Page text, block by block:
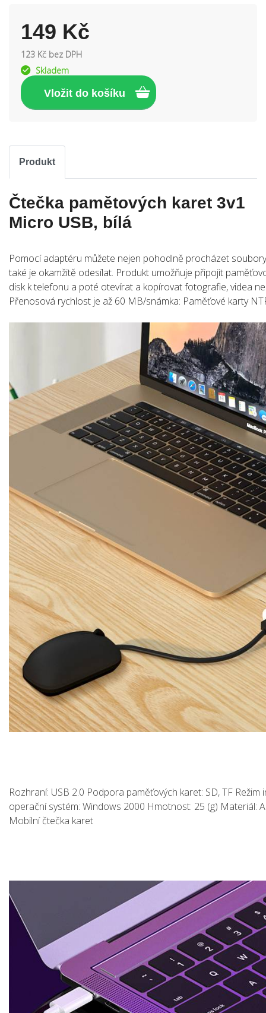
149 Kč
123 Kč bez DPH
Skladem
Produkt
Čtečka pamětových karet 3v1
Micro USB, bílá
Pomocí adaptéru můžete nejen pohodlně procházet
také je okamžitě odesílat. Produkt umožňuje připojit
disk k telefonu a poté otevírat a kopírovat fotografie, videa
Přenosová rychlost je až 60 MB/snámka: Paměťové karty
Rozhraní: USB 2.0 Podpora paměťových karet: SD, TF
operační systém: Windows 2000 Hmotnost: 25 (g) Materiál:
Mobilní čtečka karet